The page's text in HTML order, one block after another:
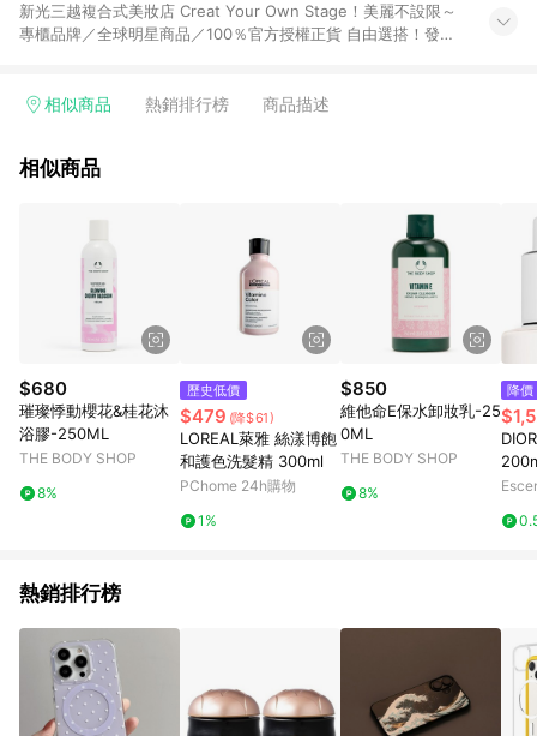
新光三越複合式美妝店 Creat Your Own Stage！美麗不設限～
專櫃品牌／全球明星商品／100％官方授權正貨 自由選搭！發覺
相似商品 熱銷排行榜 商品描述
相似商品
$680
璀璨悸動櫻花&桂花沐
浴膠-250ML
THE BODY SHOP
8%
歷史低價
$479 (降$61)
LOREAL萊雅 絲漾博飽
和護色洗髮精 300ml
PChome 24h購物
1%
$850
維他命E保水卸妝乳-25
0ML
THE BODY SHOP
8%
降價
熱銷排行榜